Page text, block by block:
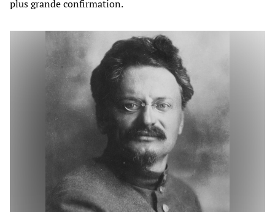
plus grande confirmation.